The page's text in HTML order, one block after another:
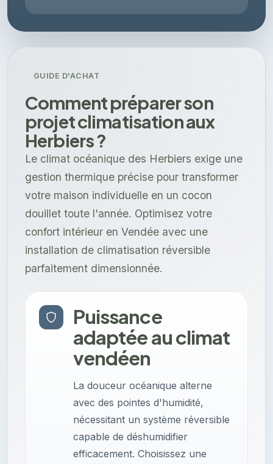
GUIDE D'ACHAT
Comment préparer son
projet climatisation aux
Herbiers ?
Le climat océanique des Herbiers exige une
gestion thermique précise pour transformer
votre maison individuelle en un cocon
douillet toute l'année. Optimisez votre
confort intérieur en Vendée avec une
installation de climatisation réversible
parfaitement dimensionnée.
Puissance
adaptée au climat
vendéen
La douceur océanique alterne
avec des pointes d'humidité,
nécessitant un système réversible
capable de déshumidifier
efficacement. Choisissez une